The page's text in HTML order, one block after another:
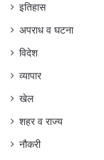
इतिहास
अपराध व घटना
विदेश
व्यापार
खेल
शहर व राज्य
नौकरी